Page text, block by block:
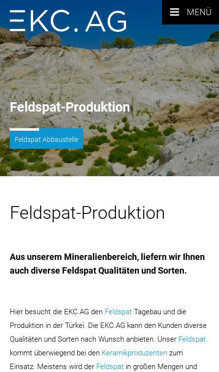
≡ MENÜ
Feldspat-Produktion
Feldspat Abbaustelle
Feldspat-Produktion
Aus unserem Mineralienbereich, liefern wir Ihnen
auch diverse Feldspat Qualitäten und Sorten.
Hier besucht die EKC.AG den Feldspat Tagebau und die
Produktion in der Türkei. Die EKC.AG kann den Kunden diverse
Qualitäten und Sorten nach Wunsch anbieten. Unser Feldspat
kommt überwiegend bei den Keramikproduzenten zum
Einsatz. Meistens wird der Feldspat in großen Mengen und